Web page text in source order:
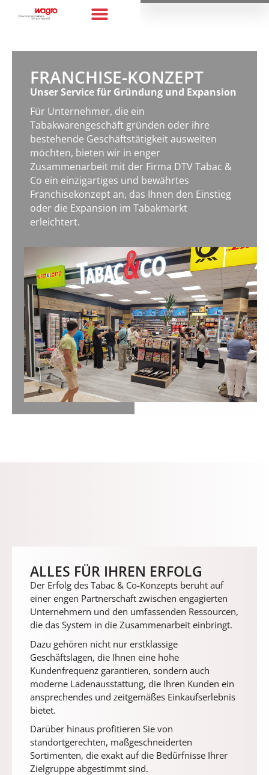
FRANCHISE-KONZEPT
Unser Service für Gründung und Expansion
Für Unternehmer, die ein
Tabakwarengeschäft gründen oder ihre
bestehende Geschäftstätigkeit ausweiten
möchten, bieten wir in enger
Zusammenarbeit mit der Firma DTV Tabac &
Co ein einzigartiges und bewährtes
Franchisekonzept an, das Ihnen den Einstieg
oder die Expansion im Tabakmarkt
erleichtert.
ALLES FÜR IHREN ERFOLG
Der Erfolg des Tabac & Co-Konzepts beruht auf
einer engen Partnerschaft zwischen engagierten
Unternehmern und den umfassenden Ressourcen,
die das System in die Zusammenarbeit einbringt.
Dazu gehören nicht nur erstklassige
Geschäftslagen, die Ihnen eine hohe
Kundenfrequenz garantieren, sondern auch
moderne Ladenausstattung, die Ihren Kunden ein
ansprechendes und zeitgemäßes Einkaufserlebnis
bietet.
Darüber hinaus profitieren Sie von
standortgerechten, maßgeschneiderten
Sortimenten, die exakt auf die Bedürfnisse Ihrer
Zielgruppe abgestimmt sind.